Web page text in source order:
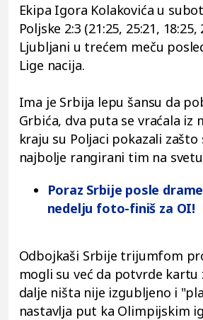
Ekipa Igora Kolakovića u
Poljske 2:3 (21:25, 25:21, 18:25,
Ljubljani u trećem meču
Lige nacija.
Ima je Srbija lepu šansu da
Grbića, dva puta se vraćala iz
kraju su Poljaci pokazali
najbolje rangirani tim na
Poraz Srbije posle
nedelju foto-finiš za OI!
Odbojkaši Srbije trijumfom
mogli su već da potvrde kartu
dalje ništa nije izgubljeno i
nastavlja put ka Olimpijskim